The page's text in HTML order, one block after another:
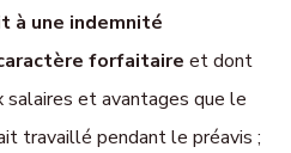
à une indemnité
forfaitaire et dont
et avantages que le
travaillé pendant le préavis ;